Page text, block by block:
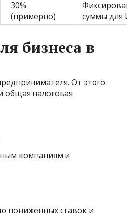
30%
(примерно)
суммы для
бизнеса в
От этого
общая налоговая
компаниям и
пониженных ставок и